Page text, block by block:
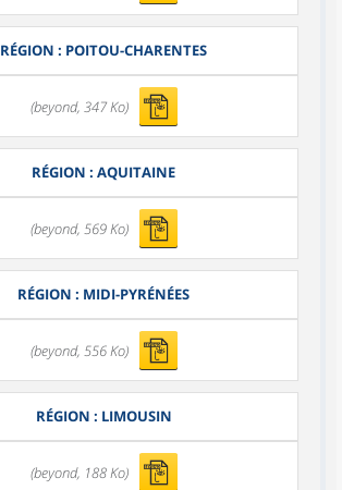
RÉGION : POITOU-CHARENTES
(beyond, 347 Ko)
RÉGION : AQUITAINE
(beyond, 569 Ko)
RÉGION : MIDI-PYRÉNÉES
(beyond, 556 Ko)
RÉGION : LIMOUSIN
(beyond, 188 Ko)